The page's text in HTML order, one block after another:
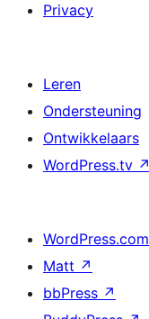
Privacy
Leren
Ondersteuning
Ontwikkelaars
WordPress.tv ↗
WordPress.com
Matt ↗
bbPress ↗